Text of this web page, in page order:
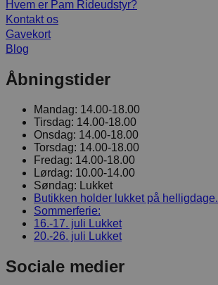
Hvem er Pam Rideudstyr?
Kontakt os
Gavekort
Blog
Åbningstider
Mandag: 14.00-18.00
Tirsdag: 14.00-18.00
Onsdag: 14.00-18.00
Torsdag: 14.00-18.00
Fredag: 14.00-18.00
Lørdag: 10.00-14.00
Søndag: Lukket
Butikken holder lukket på helligdage.
Sommerferie:
16.-17. juli Lukket
20.-26. juli Lukket
Sociale medier